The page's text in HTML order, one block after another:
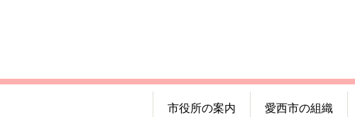
市役所の案内 愛西市の組織